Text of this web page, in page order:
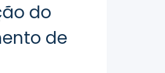
do
de